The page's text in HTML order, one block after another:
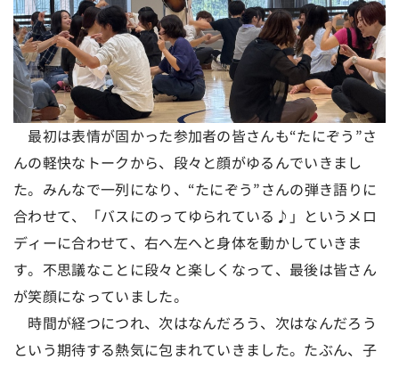
最初は表情が固かった参加者の皆さんも“たにぞう”さ
んの軽快なトークから、段々と顔がゆるんでいきまし
た。みんなで一列になり、“たにぞう”さんの弾き語りに
合わせて、「バスにのってゆられている♪」というメロ
ディーに合わせて、右へ左へと身体を動かしていきま
す。不思議なことに段々と楽しくなって、最後は皆さん
が笑顔になっていました。
時間が経つにつれ、次はなんだろう、次はなんだろう
という期待する熱気に包まれていきました。たぶん、子